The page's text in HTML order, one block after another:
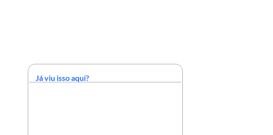
Já viu isso aqui?